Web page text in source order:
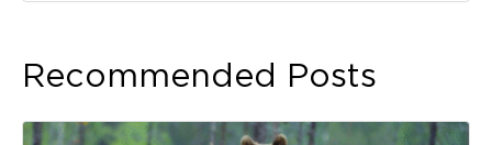
Recommended Posts